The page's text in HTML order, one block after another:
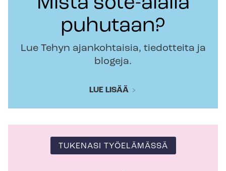
puhutaan?
Lue Tehyn ajankohtaisia, tiedotteita ja
blogeja.
LUE LISÄÄ
TUKENASI TYÖELÄMÄSSÄ